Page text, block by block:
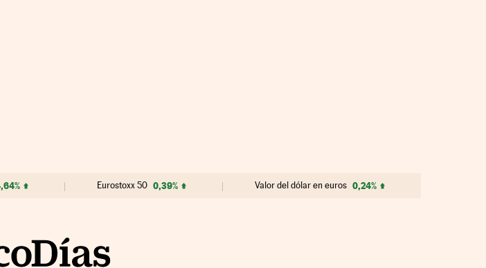
Eurostoxx 50 0,39% Valor del dólar en euros 0,24%